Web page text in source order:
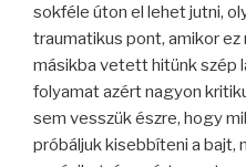
sokféle úton el lehet jutni,
traumatikus pont, amikor
másikba vetett hitünk szép
folyamat azért nagyon
sem vesszük észre, hogy
próbáljuk kisebbíteni a